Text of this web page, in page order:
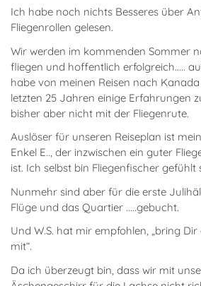
Ich habe noch nichts Besseres über
Fliegenrollen gelesen.
Wir werden im kommenden Sommer
fliegen und hoffentlich erfolgreich.....
habe von meinen Reisen nach
letzten 25 Jahren einige Erfahrungen
bisher aber nicht mit der Fliegenrute.
Auslöser für unseren Reiseplan ist
Enkel E.., der inzwischen ein guter
ist. Ich selbst bin Fliegenfischer gefühlt
Nunmehr sind aber für die erste
Flüge und das Quartier .....gebucht.
Und W.S. hat mir empfohlen, „bring
mit“.
Da ich überzeugt bin, dass wir mit